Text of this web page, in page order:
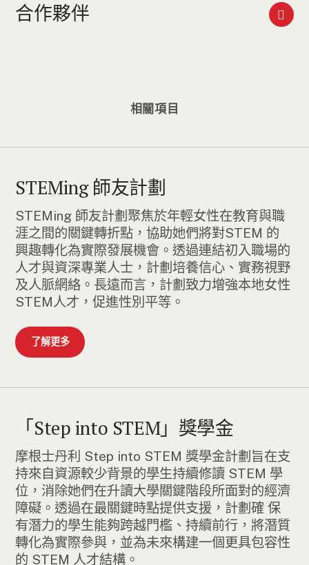
合作夥伴
相關項目
STEMing 師友計劃
STEMing 師友計劃聚焦於年輕女性在教育與職
涯之間的關鍵轉折點，協助她們將對STEM 的
興趣轉化為實際發展機會。透過連結初入職場的
人才與資深專業人士，計劃培養信心、實務視野
及人脈網絡。長遠而言，計劃致力增強本地女性
STEM人才，促進性別平等。
了解更多
「Step into STEM」獎學金
摩根士丹利 Step into STEM 獎學金計劃旨在支
持來自資源較少背景的學生持續修讀 STEM 學
位，消除她們在升讀大學關鍵階段所面對的經濟
障礙。透過在最關鍵時點提供支援，計劃確 保
有潛力的學生能夠跨越門檻、持續前行，將潛質
轉化為實際參與，並為未來構建一個更具包容性
的 STEM 人才結構。